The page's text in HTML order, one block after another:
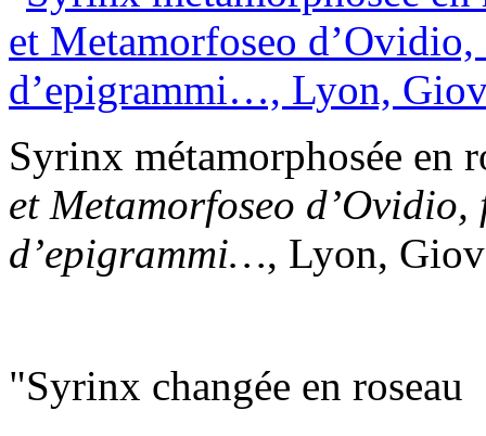
Syrinx métamorphosée en
et Metamorfoseo
d’epigrammi…, Lyon,
"Syrinx changée en roseau